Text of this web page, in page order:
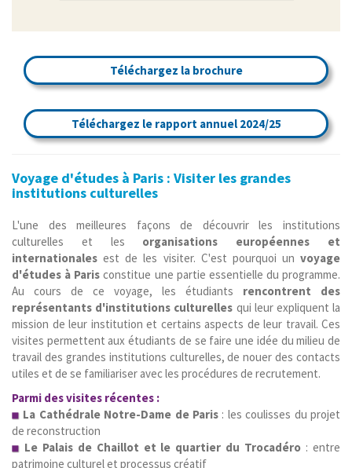
Téléchargez la brochure
Téléchargez le rapport annuel 2024/25
Voyage d'études à Paris : Visiter les grandes
institutions culturelles
L'une des meilleures façons de découvrir les institutions
culturelles et les organisations européennes et
internationales est de les visiter. C'est pourquoi un voyage
d'études à Paris constitue une partie essentielle du programme.
Au cours de ce voyage, les étudiants rencontrent des
représentants d'institutions culturelles qui leur expliquent la
mission de leur institution et certains aspects de leur travail. Ces
visites permettent aux étudiants de se faire une idée du milieu de
travail des grandes institutions culturelles, de nouer des contacts
utiles et de se familiariser avec les procédures de recrutement.
Parmi des visites récentes :
La Cathédrale Notre-Dame de Paris : les coulisses du projet
de reconstruction
Le Palais de Chaillot et le quartier du Trocadéro : entre
patrimoine culturel et processus créatif